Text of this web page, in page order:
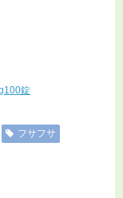
錠
フサフサ